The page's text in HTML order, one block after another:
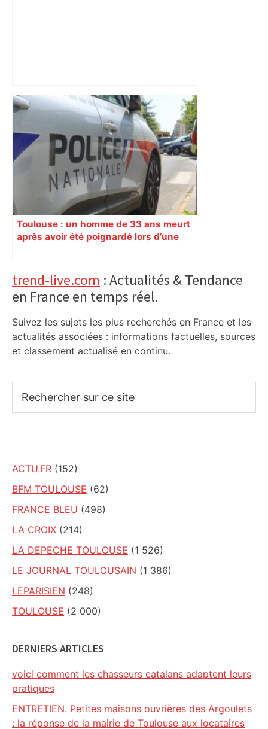
"C'est la reprise des bouchons et c'est
horrible", plus de 17 km de
ralentissements autour de Toulouse ce
jeudi matin, on vous donne les
secteurs à éviter – ladepeche.fr
Toulouse : un homme de 33 ans meurt
après avoir été poignardé lors d’une
Primary
Sidebar
trend-live.com : Actualités & Tendance
en France en temps réel.
Suivez les sujets les plus recherchés en France et les
actualités associées : informations factuelles, sources
et classement actualisé en continu.
sur
ACTU.FR (152)
BFM TOULOUSE (62)
FRANCE BLEU (498)
LA CROIX (214)
LA DEPECHE TOULOUSE (1 526)
LE JOURNAL TOULOUSAIN (1 386)
LEPARISIEN (248)
TOULOUSE (2 000)
DERNIERS ARTICLES
voici comment les chasseurs catalans adaptent leurs
pratiques
ENTRETIEN. Petites maisons ouvrières des Argoulets
: la réponse de la mairie de Toulouse aux locataires